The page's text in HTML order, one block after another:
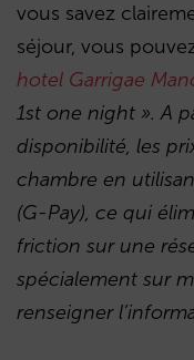
vous savez
séjour, vous
hotel Garrigae
1st one night ». A
disponibilité, les
chambre en
(G-Pay), ce qui
friction sur une
spécialement sur
renseigner